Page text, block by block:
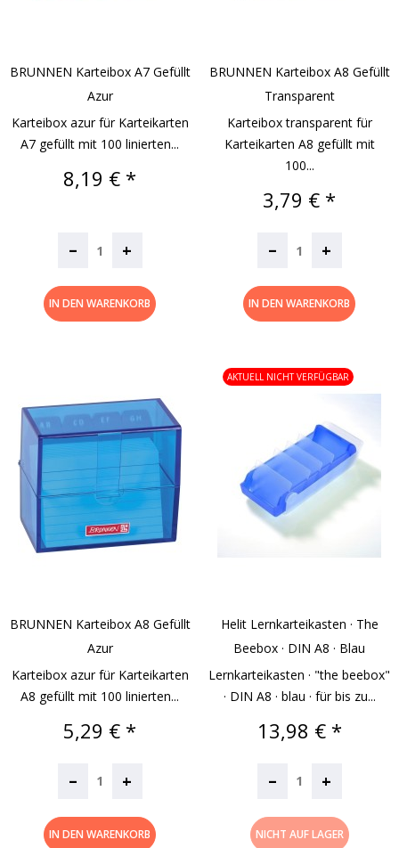
BRUNNEN Karteibox A7 Gefüllt
Azur
Karteibox azur für Karteikarten
A7 gefüllt mit 100 linierten...
Preis
8,19 € *
– +
IN DEN WARENKORB
BRUNNEN Karteibox A8 Gefüllt
Transparent
Karteibox transparent für
Karteikarten A8 gefüllt mit
100...
Preis
3,79 € *
– +
IN DEN WARENKORB
BRUNNEN Karteibox A8 Gefüllt
Azur
Karteibox azur für Karteikarten
A8 gefüllt mit 100 linierten...
Preis
5,29 € *
– +
IN DEN WARENKORB
Helit Lernkarteikasten · The
Beebox · DIN A8 · Blau
Lernkarteikasten · "the beebox"
· DIN A8 · blau · für bis zu...
Preis
13,98 € *
– +
NICHT AUF LAGER
AKTUELL NICHT VERFÜGBAR